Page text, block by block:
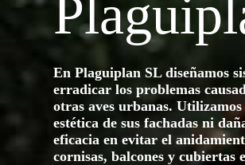
EnPlaguiplan SLdiseñamos
erradicar los problemas
otras aves urbanas.
estética de sus fachadas ni
eficacia en evitar el
cornisas, balcones y cubiertas